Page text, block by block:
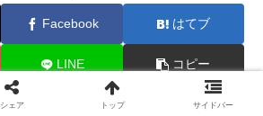
Facebook はてブ
LINE コピー
シェア トップ サイドバー